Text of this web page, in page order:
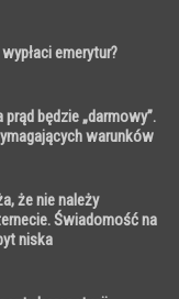
emerytur?
będzie „darmowy”.
warunków
że nie należy
Świadomość na
niska